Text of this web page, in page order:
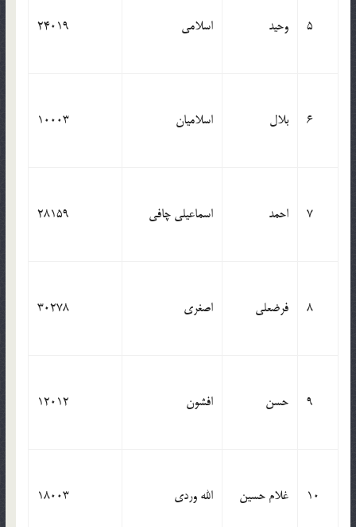
5 وحید اسلامی 24019
6 بلال اسلامیان 10003
7 احمد اسماعیلی چافی 28159
8 فرضعلی اصغری 30278
9 حسن افشون 12012
10 غلام حسین الله وردی 18003